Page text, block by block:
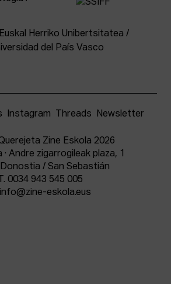
Instagram Threads Newsletter
Zine Eskola 2026
· Andre zigarrogileak plaza, 1
/ San Sebastián
T. 0034 943 545 005
info@zine-eskola.eus